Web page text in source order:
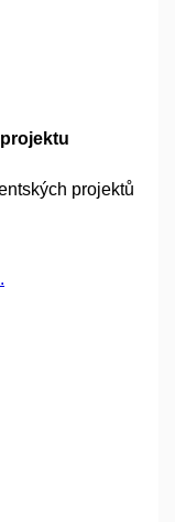
projektů